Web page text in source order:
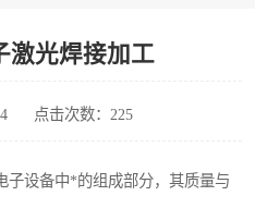
激光焊接加工
点击次数：225
子设备中*的组成部分，其质量与
铁制品激光焊接加工
铁螺柱激光焊接加工